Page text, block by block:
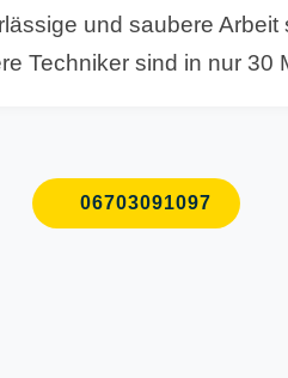
und saubere
Techniker sind in nur 30
06703091097